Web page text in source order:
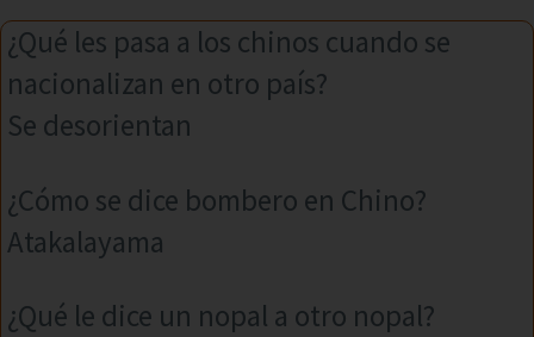
¿Qué les pasa a los chinos cuando se
nacionalizan en otro país?
Se desorientan
¿Cómo se dice bombero en Chino?
Atakalayama
¿Qué le dice un nopal a otro nopal?